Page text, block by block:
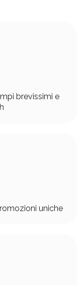
brevissimi e
uniche